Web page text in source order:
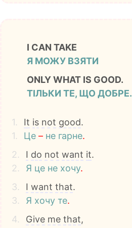
I CAN TAKE
Я МОЖУ ВЗЯТИ
ONLY WHAT IS GOOD.
ТІЛЬКИ ТЕ, ЩО ДОБРЕ.
1. It is not good.
1.
Це – не гарне.
2.
I do not want it.
2.
Я це не хочу.
3.
I want that.
3.
Я хочу те.
4.
Give me that,